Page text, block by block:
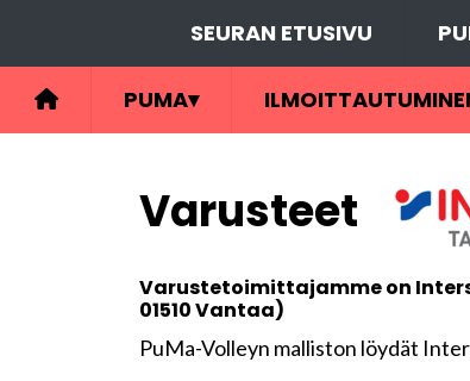
SEURAN ETUSIVU
PUMA▾
Varusteet
Varustetoimittajamme on
01510 Vantaa)
PuMa-Volleyn malliston löydät